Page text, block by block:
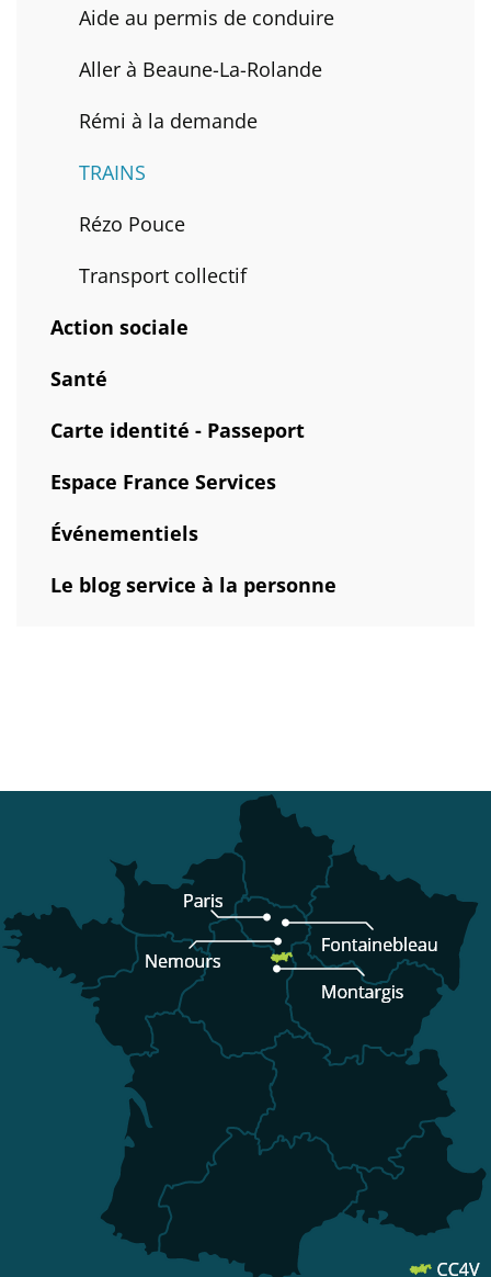
Aide au permis de conduire
Aller à Beaune-La-Rolande
Rémi à la demande
TRAINS
Rézo Pouce
Transport collectif
Action sociale
Santé
Carte identité - Passeport
Espace France Services
Événementiels
Le blog service à la personne